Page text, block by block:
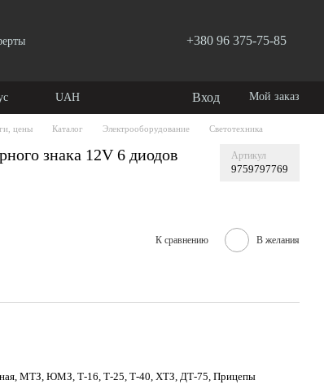
+380 96 375-75-85
UAH Вход Мой заказ
цены Каталог Электрооборудование Светотехника
знака 12V 6 диодов
Артикул
9759797769
К сравнению В желания
МТЗ, ЮМЗ, Т-16, Т-25, Т-40, ХТЗ, ДТ-75, Прицепы